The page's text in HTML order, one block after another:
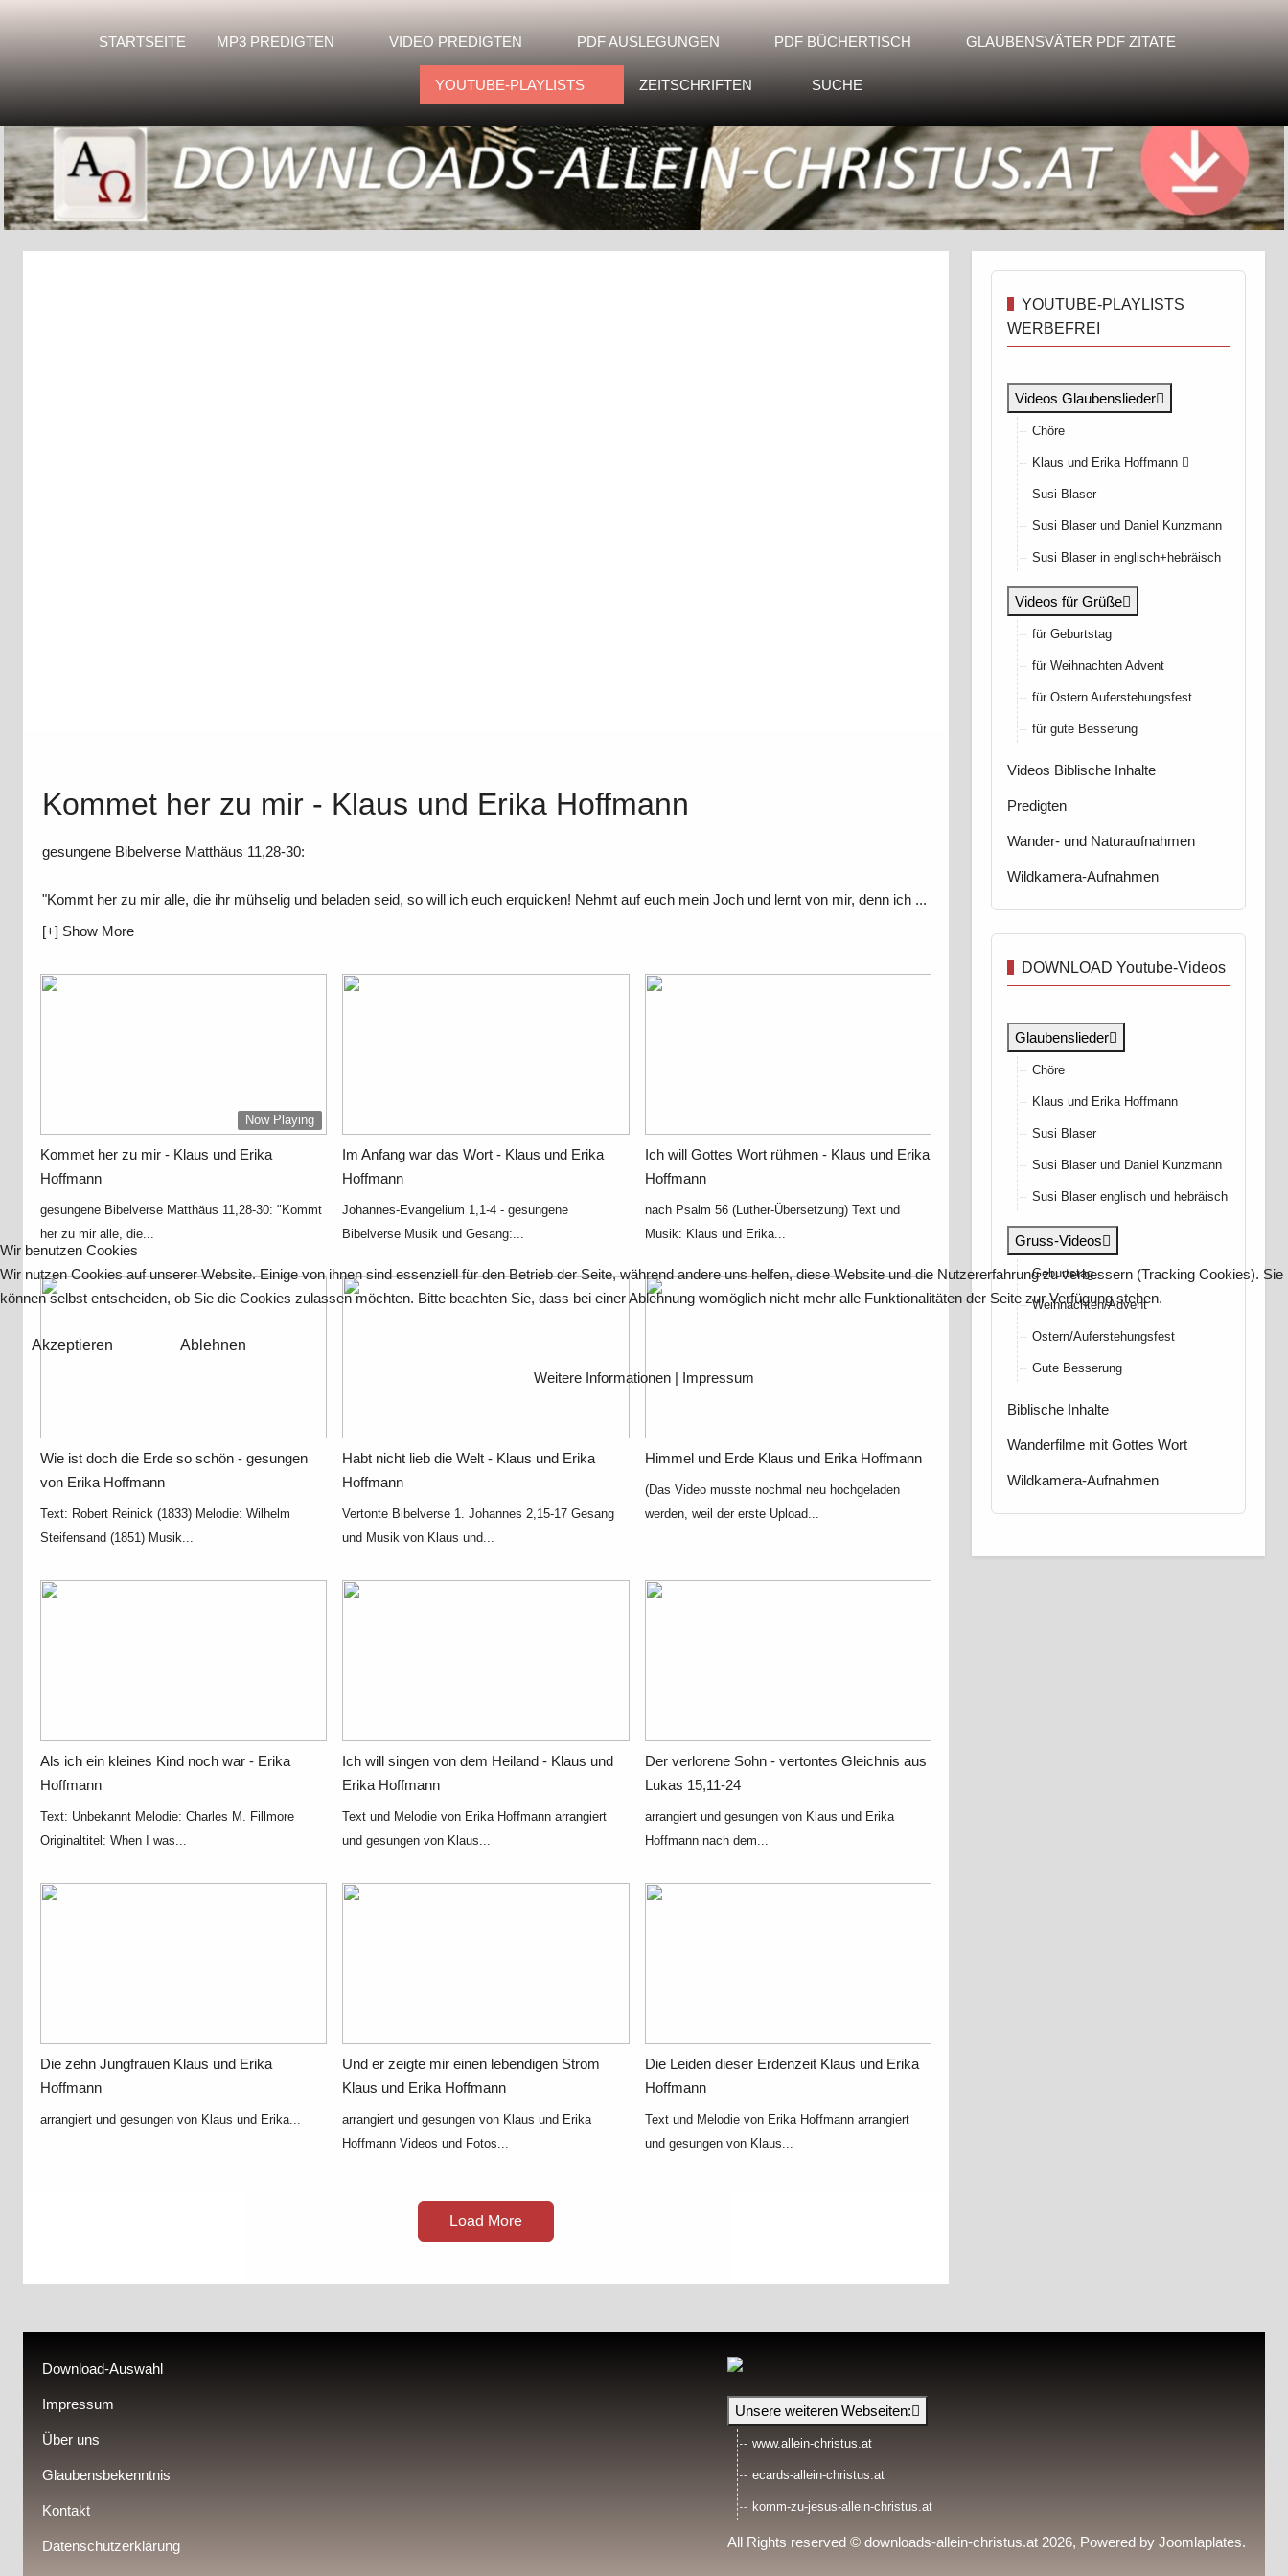
STARTSEITE MP3 PREDIGTEN VIDEO PREDIGTEN PDF AUSLEGUNGEN PDF BÜCHERTISCH GLAUBENSVÄTER PDF ZITATE
YOUTUBE-PLAYLISTS ZEITSCHRIFTEN SUCHE
Kommet her zu mir - Klaus und Erika Hoffmann
gesungene Bibelverse Matthäus 11,28-30:
"Kommt her zu mir alle, die ihr mühselig und beladen seid, so will ich euch erquicken! Nehmt auf euch mein Joch und lernt von mir, denn ich ...
[+] Show More
Now Playing
Kommet her zu mir - Klaus und Erika
Hoffmann
gesungene Bibelverse Matthäus 11,28-30: "Kommt
her zu mir alle, die...
Im Anfang war das Wort - Klaus und Erika
Hoffmann
Johannes-Evangelium 1,1-4 - gesungene
Bibelverse Musik und Gesang:...
Ich will Gottes Wort rühmen - Klaus und Erika
Hoffmann
nach Psalm 56 (Luther-Übersetzung) Text und
Musik: Klaus und Erika...
Wie ist doch die Erde so schön - gesungen
von Erika Hoffmann
Text: Robert Reinick (1833) Melodie: Wilhelm
Steifensand (1851) Musik...
Habt nicht lieb die Welt - Klaus und Erika
Hoffmann
Vertonte Bibelverse 1. Johannes 2,15-17 Gesang
und Musik von Klaus und...
Himmel und Erde Klaus und Erika Hoffmann
(Das Video musste nochmal neu hochgeladen
werden, weil der erste Upload...
Als ich ein kleines Kind noch war - Erika
Hoffmann
Text: Unbekannt Melodie: Charles M. Fillmore
Originaltitel: When I was...
Ich will singen von dem Heiland - Klaus und
Erika Hoffmann
Text und Melodie von Erika Hoffmann arrangiert
und gesungen von Klaus...
Der verlorene Sohn - vertontes Gleichnis aus
Lukas 15,11-24
arrangiert und gesungen von Klaus und Erika
Hoffmann nach dem...
Die zehn Jungfrauen Klaus und Erika
Hoffmann
arrangiert und gesungen von Klaus und Erika...
Und er zeigte mir einen lebendigen Strom
Klaus und Erika Hoffmann
arrangiert und gesungen von Klaus und Erika
Hoffmann Videos und Fotos...
Die Leiden dieser Erdenzeit Klaus und Erika
Hoffmann
Text und Melodie von Erika Hoffmann arrangiert
und gesungen von Klaus...
Load More
YOUTUBE-PLAYLISTS
WERBEFREI
Videos Glaubenslieder
Chöre
Klaus und Erika Hoffmann
Susi Blaser
Susi Blaser und Daniel Kunzmann
Susi Blaser in englisch+hebräisch
Videos für Grüße
für Geburtstag
für Weihnachten Advent
für Ostern Auferstehungsfest
für gute Besserung
Videos Biblische Inhalte
Predigten
Wander- und Naturaufnahmen
Wildkamera-Aufnahmen
DOWNLOAD Youtube-Videos
Glaubenslieder
Chöre
Klaus und Erika Hoffmann
Susi Blaser
Susi Blaser und Daniel Kunzmann
Susi Blaser englisch und hebräisch
Gruss-Videos
Geburtstag
Weihnachten/Advent
Ostern/Auferstehungsfest
Gute Besserung
Biblische Inhalte
Wanderfilme mit Gottes Wort
Wildkamera-Aufnahmen
Download-Auswahl
Impressum
Über uns
Glaubensbekenntnis
Kontakt
Datenschutzerklärung
Unsere weiteren Webseiten:
www.allein-christus.at
ecards-allein-christus.at
komm-zu-jesus-allein-christus.at
All Rights reserved © downloads-allein-christus.at 2026, Powered by Joomlaplates.
Wir benutzen Cookies
Wir nutzen Cookies auf unserer Website. Einige von ihnen sind essenziell für den Betrieb der Seite, während andere uns helfen, diese Website und die Nutzererfahrung zu verbessern (Tracking Cookies). Sie
können selbst entscheiden, ob Sie die Cookies zulassen möchten. Bitte beachten Sie, dass bei einer Ablehnung womöglich nicht mehr alle Funktionalitäten der Seite zur Verfügung stehen.
Akzeptieren
Ablehnen
Weitere Informationen | Impressum